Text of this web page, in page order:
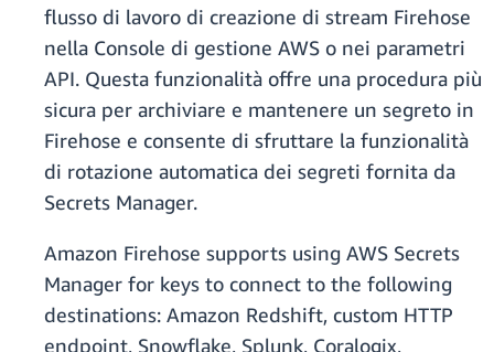
flusso di lavoro di creazione di stream Firehose
nella Console di gestione AWS o nei parametri
API. Questa funzionalità offre una procedura più
sicura per archiviare e mantenere un segreto in
Firehose e consente di sfruttare la funzionalità
di rotazione automatica dei segreti fornita da
Secrets Manager.
Amazon Firehose supports using AWS Secrets
Manager for keys to connect to the following
destinations: Amazon Redshift, custom HTTP
endpoint, Snowflake, Splunk, Coralogix,